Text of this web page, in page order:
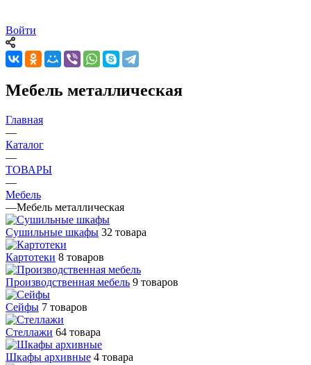
Войти
Мебель металлическая
Главная
—
Каталог
—
ТОВАРЫ
—
Мебель
—Мебель металлическая
Cушильные шкафы 32 товара
Картотеки 8 товаров
Производственная мебель 9 товаров
Сейфы 7 товаров
Стеллажи 64 товара
Шкафы архивные 4 товара